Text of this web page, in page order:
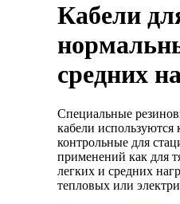
Кабели
средних
Специальные
кабели используются
контрольные для
применений как для
легких и средних
тепловых или